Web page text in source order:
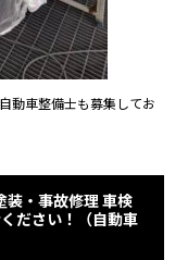
動車整備士も募集してお
装・事故修理 車検
ださい！（自動車